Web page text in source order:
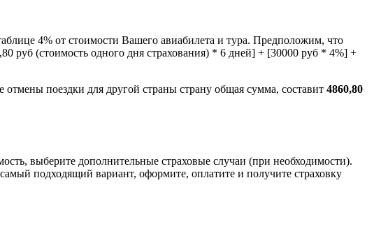
4% от стоимости Вашего авиабилета и тура. Предположим, что
руб (стоимость одного дня страхования) * 6 дней] + [30000 руб * 4%] +
поездки для другой страны страну общая сумма, составит 4860,80
выберите дополнительные страховые случаи (при необходимости).
подходящий вариант, оформите, оплатите и получите страховку